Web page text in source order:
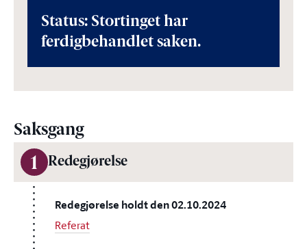
Status: Stortinget har
ferdigbehandlet saken.
Saksgang
1 Redegjørelse
Redegjørelse holdt den 02.10.2024
Referat